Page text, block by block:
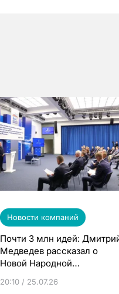
Новости компаний
Почти 3 млн идей:
Медведев рассказал о
Новой Народной
20:10 / 25.07.26